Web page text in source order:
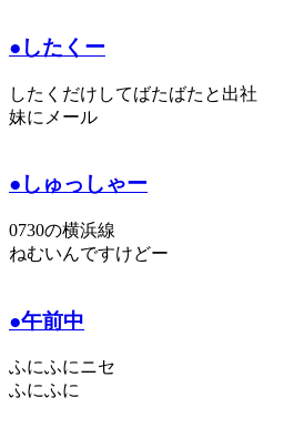
●したくー
したくだけしてばたばたと出社
妹にメール
●しゅっしゃー
0730の横浜線
ねむいんですけどー
●午前中
ふにふにニセ
ふにふに